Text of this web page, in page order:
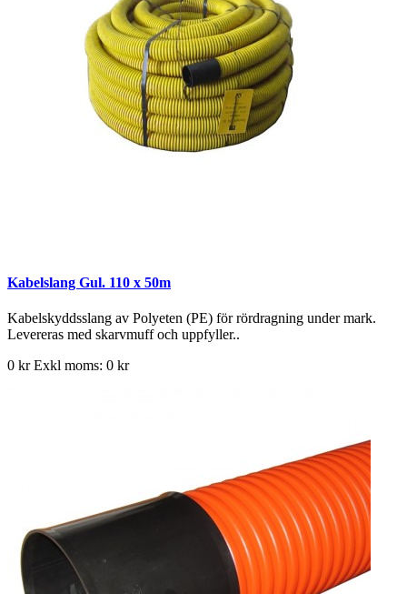
Kabelslang Gul. 110 x 50m
Kabelskyddsslang av Polyeten (PE) för rördragning under mark.
Levereras med skarvmuff och uppfyller..
0 krExkl moms: 0 kr